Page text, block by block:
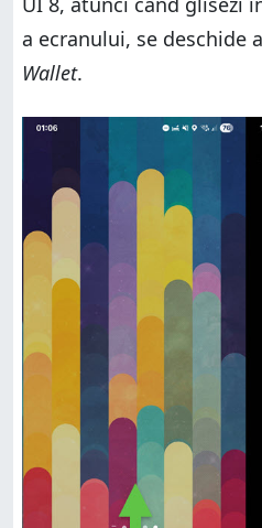
a ecranului, se deschide
Wallet.